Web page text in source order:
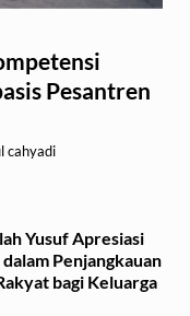
Pesantren
cahyadi
Yusuf Apresiasi
Penjangkauan
bagi Keluarga